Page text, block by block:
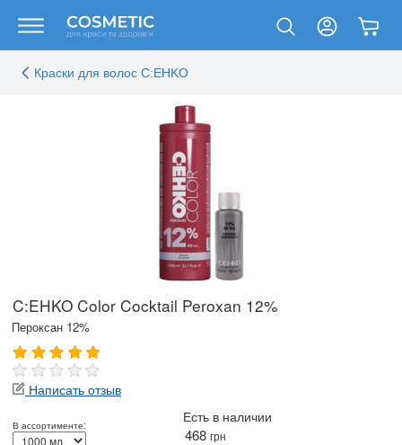
Краски для волос C:EHKO
C:EHKO Color Cocktail Peroxan 12%
Пероксан 12%
Написать отзыв
В ассортименте: Есть в наличии
468 грн